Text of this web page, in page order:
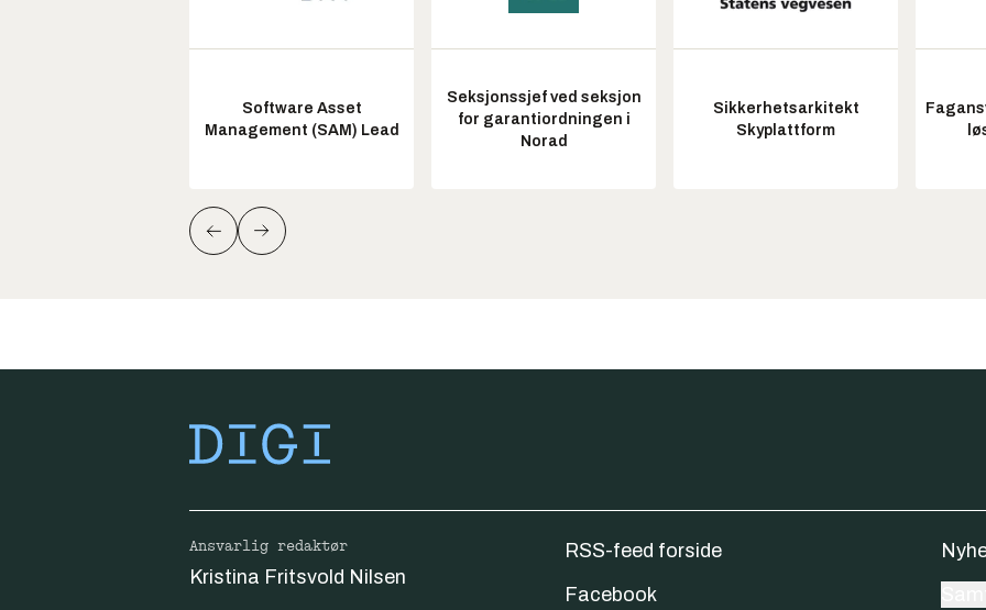
Software Asset
Management (SAM) Lead
Seksjonssjef ved seksjon
for garantiordningen i
Norad
Sikkerhetsarkitekt
Skyplattform
Ansvarlig redaktør
Kristina Fritsvold Nilsen
RSS-feed forside
Facebook